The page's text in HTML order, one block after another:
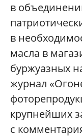
в
в
масла в
буржуазных
журнал
крупнейших
с